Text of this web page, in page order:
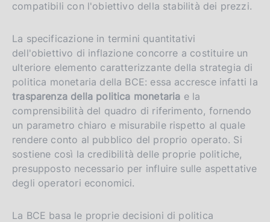
compatibili con l'obiettivo della stabilità dei prezzi.
La specificazione in termini quantitativi
dell'obiettivo di inflazione concorre a costituire un
ulteriore elemento caratterizzante della strategia di
politica monetaria della BCE: essa accresce infatti la
trasparenza della politica monetaria e la
comprensibilità del quadro di riferimento, fornendo
un parametro chiaro e misurabile rispetto al quale
rendere conto al pubblico del proprio operato. Si
sostiene così la credibilità delle proprie politiche,
presupposto necessario per influire sulle aspettative
degli operatori economici.
La BCE basa le proprie decisioni di politica